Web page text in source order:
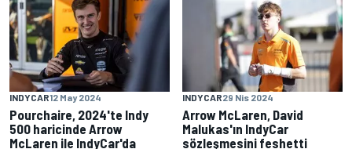
INDYCAR12 May 2024
Pourchaire, 2024'te Indy
500 haricinde Arrow
McLaren ile IndyCar'da
INDYCAR29 Nis 2024
Arrow McLaren, David
Malukas'ın IndyCar
sözleşmesini feshetti